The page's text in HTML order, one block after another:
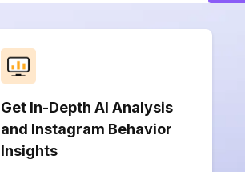
Get In-Depth AI Analysis
and Instagram Behavior
Insights